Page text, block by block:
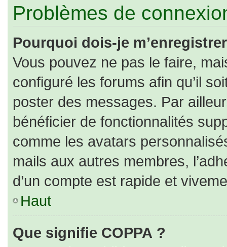
Problèmes de
Pourquoi dois-je
Vous pouvez ne pas le faire,
configuré les forums afin qu’il
poster des messages. Par
bénéficier de fonctionnalités
comme les avatars
mails aux autres membres,
d’un compte est rapide et
Haut
Que signifie COPPA ?